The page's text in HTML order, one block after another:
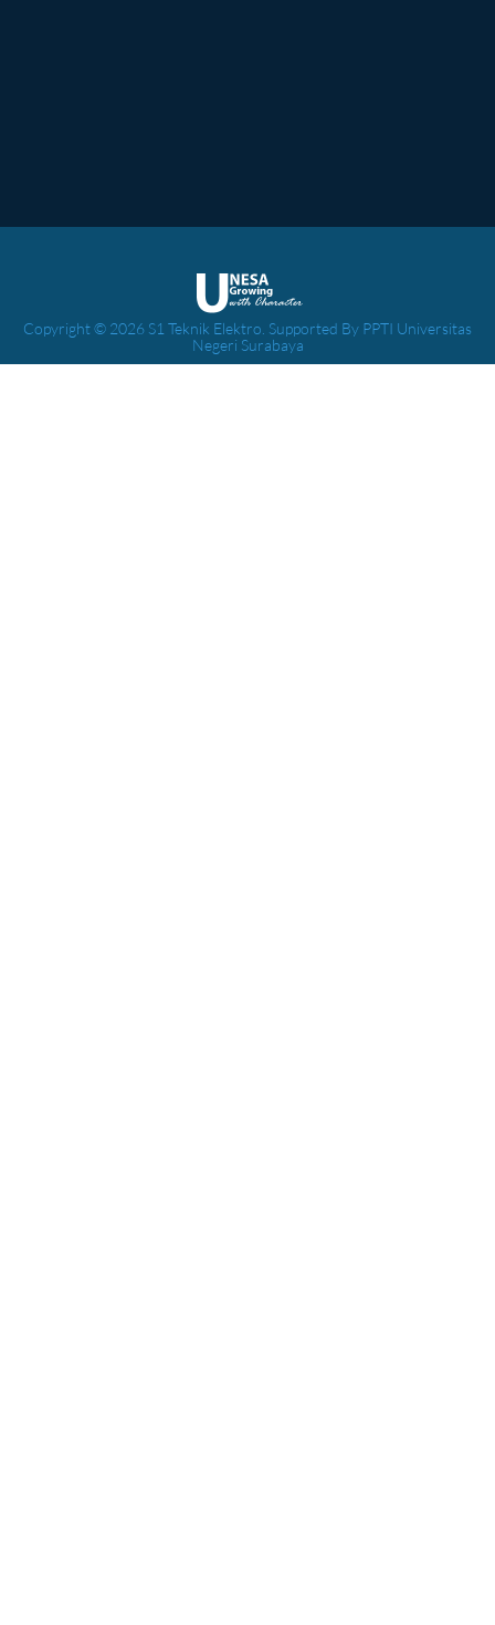
Copyright © 2026 S1 Teknik Elektro. Supported By PPTI Universitas
Negeri Surabaya